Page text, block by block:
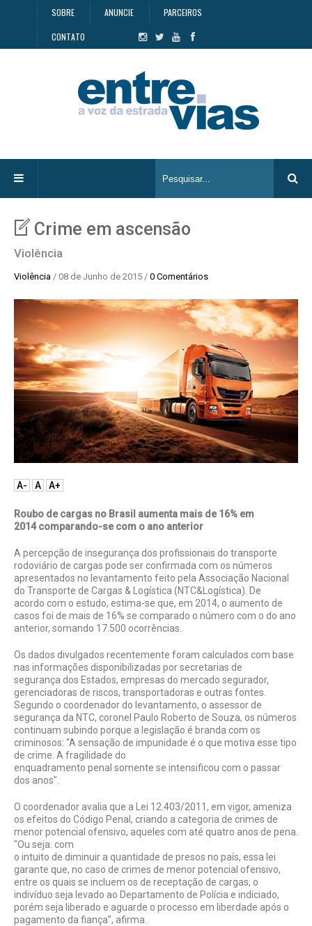
SOBRE ANUNCIE PARCEIROS
CONTATO
Crime em ascensão
Violência
Violência / 08 de Junho de 2015 / 0 Comentários
A- A A+
Roubo de cargas no Brasil aumenta mais de 16% em
2014 comparando-se com o ano anterior
A percepção de insegurança dos profissionais do transporte
rodoviário de cargas pode ser confirmada com os números
apresentados no levantamento feito pela Associação Nacional
do Transporte de Cargas & Logística (NTC&Logística). De
acordo com o estudo, estima-se que, em 2014, o aumento de
casos foi de mais de 16% se comparado o número com o do ano
anterior, somando 17.500 ocorrências.
Os dados divulgados recentemente foram calculados com base
nas informações disponibilizadas por secretarias de
segurança dos Estados, empresas do mercado segurador,
gerenciadoras de riscos, transportadoras e outras fontes.
Segundo o coordenador do levantamento, o assessor de
segurança da NTC, coronel Paulo Roberto de Souza, os números
continuam subindo porque a legislação é branda com os
criminosos: “A sensação de impunidade é o que motiva esse tipo
de crime. A fragilidade do
enquadramento penal somente se intensificou com o passar
dos anos".
O coordenador avalia que a Lei 12.403/2011, em vigor, ameniza
os efeitos do Código Penal, criando a categoria de crimes de
menor potencial ofensivo, aqueles com até quatro anos de pena.
"Ou seja: com
o intuito de diminuir a quantidade de presos no país, essa lei
garante que, no caso de crimes de menor potencial ofensivo,
entre os quais se incluem os de receptação de cargas, o
indivíduo seja levado ao Departamento de Polícia e indiciado,
porém seja liberado e aguarde o processo em liberdade após o
pagamento da fiança”, afirma.